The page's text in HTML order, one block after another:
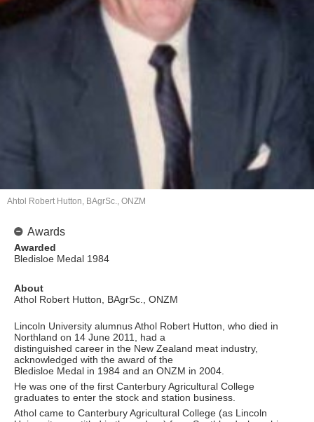
About
Athol Robert Hutton, BAgrSc., ONZM
Lincoln University alumnus Athol Robert Hutton, who died in
Northland on 14 June 2011, had a
distinguished career in the New Zealand meat industry,
acknowledged with the award of the
Bledisloe Medal in 1984 and an ONZM in 2004.
He was one of the first Canterbury Agricultural College
graduates to enter the stock and station business.
Athol came to Canterbury Agricultural College (as Lincoln
Ahtol Robert Hutton, BAgrSc., ONZM
Awards
Awarded
Bledisloe Medal 1984